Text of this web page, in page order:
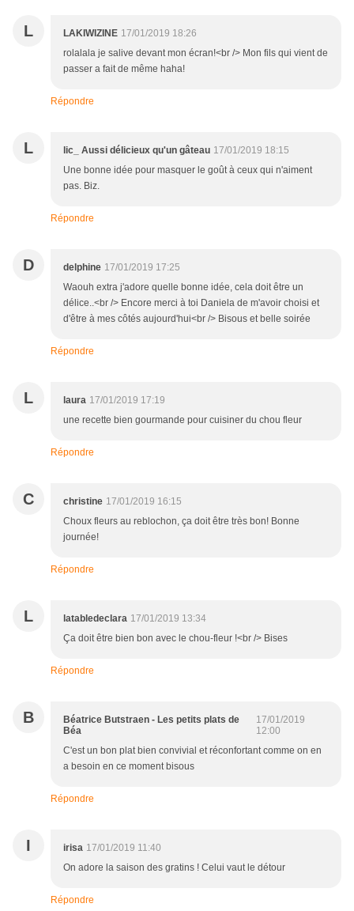
L LAKIWIZINE 17/01/2019 18:26
rolalala je salive devant mon écran!<br /> Mon fils qui vient de
passer a fait de même haha!
Répondre
L lic_ Aussi délicieux qu'un gâteau 17/01/2019 18:15
Une bonne idée pour masquer le goût à ceux qui n'aiment
pas. Biz.
Répondre
D delphine 17/01/2019 17:25
Waouh extra j'adore quelle bonne idée, cela doit être un
délice..<br /> Encore merci à toi Daniela de m'avoir choisi et
d'être à mes côtés aujourd'hui<br /> Bisous et belle soirée
Répondre
L laura 17/01/2019 17:19
une recette bien gourmande pour cuisiner du chou fleur
Répondre
C christine 17/01/2019 16:15
Choux fleurs au reblochon, ça doit être très bon! Bonne
journée!
Répondre
L latabledeclara 17/01/2019 13:34
Ça doit être bien bon avec le chou-fleur !<br /> Bises
Répondre
B
Béatrice Butstraen - Les petits plats de
Béa
17/01/2019
12:00
C'est un bon plat bien convivial et réconfortant comme on en
a besoin en ce moment bisous
Répondre
I irisa 17/01/2019 11:40
On adore la saison des gratins ! Celui vaut le détour
Répondre